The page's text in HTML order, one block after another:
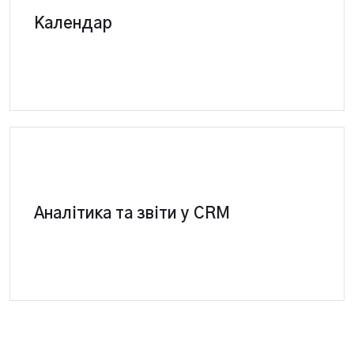
Календар
У СРМ зручно та швидко можна завести запис
клієнта на сервіс чи СТО.
Аналітика та звіти у CRM
ефективності. Створення та сегментація звітів за
ключовими показниками. Повний аналіз роботи